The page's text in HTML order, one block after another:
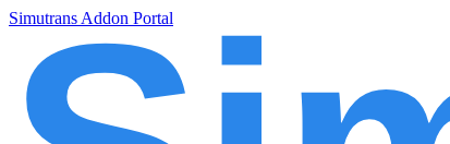
Simutrans Addon Portal